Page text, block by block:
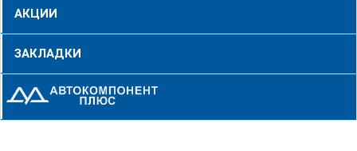
АКЦИИ
ЗАКЛАДКИ